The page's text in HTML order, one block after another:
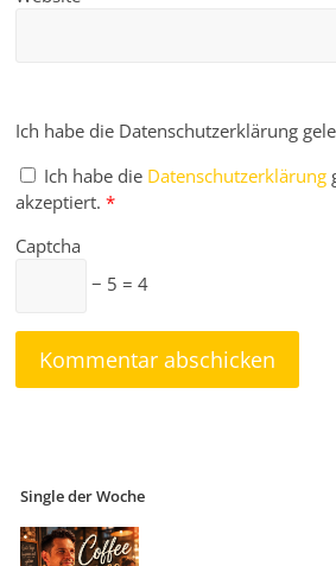
Ich habe die Datenschutzerklärung
Ich habe die Datenschutzerklärung
akzeptiert. *
Captcha
− 5 = 4
Single der Woche